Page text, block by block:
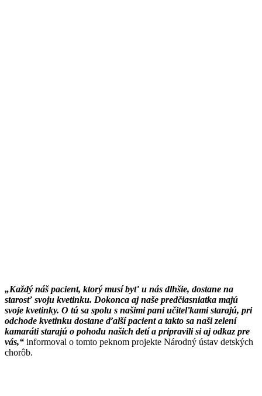
„Každý náš pacient, ktorý musí byť u nás dlhšie, dostane na
starosť svoju kvetinku. Dokonca aj naše predčiasniatka majú
svoje kvetinky. O tú sa spolu s našimi pani učiteľkami starajú, pri
odchode kvetinku dostane ďalší pacient a takto sa naši zelení
kamaráti starajú o pohodu našich detí a pripravili si aj odkaz pre
vás,“ informoval o tomto peknom projekte Národný ústav detských
chorôb.